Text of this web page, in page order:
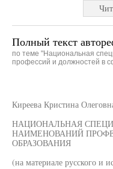
Полный текст
по теме "Национальная
профессий и должностей в
Киреева Кристина
НАЦИОНАЛЬНАЯ
НАИМЕНОВАНИЙ
ОБРАЗОВАНИЯ
(на материале русского и